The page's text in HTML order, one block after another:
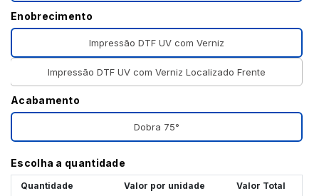
Enobrecimento
Impressão DTF UV com Verniz
Impressão DTF UV com Verniz Localizado Frente
Acabamento
Dobra 75°
Escolha a quantidade
Quantidade Valor por unidade Valor Total